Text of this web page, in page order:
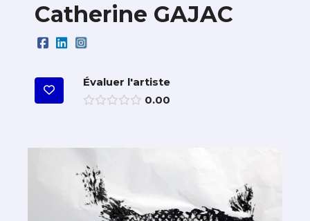
Catherine GAJAC
Évaluer l'artiste
0.00